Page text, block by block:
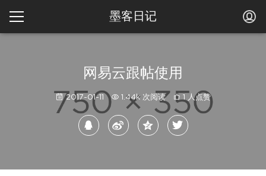
墨客日记
网易云跟帖使用
2017-01-11 1.44k 次阅读 1 人点赞